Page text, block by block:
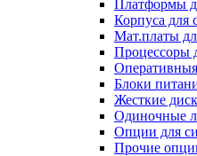
Платформы
Корпуса для
Мат.платы
Процессоры
Оперативныя
Блоки
Жесткие
Одиночные
Опции для
Прочие